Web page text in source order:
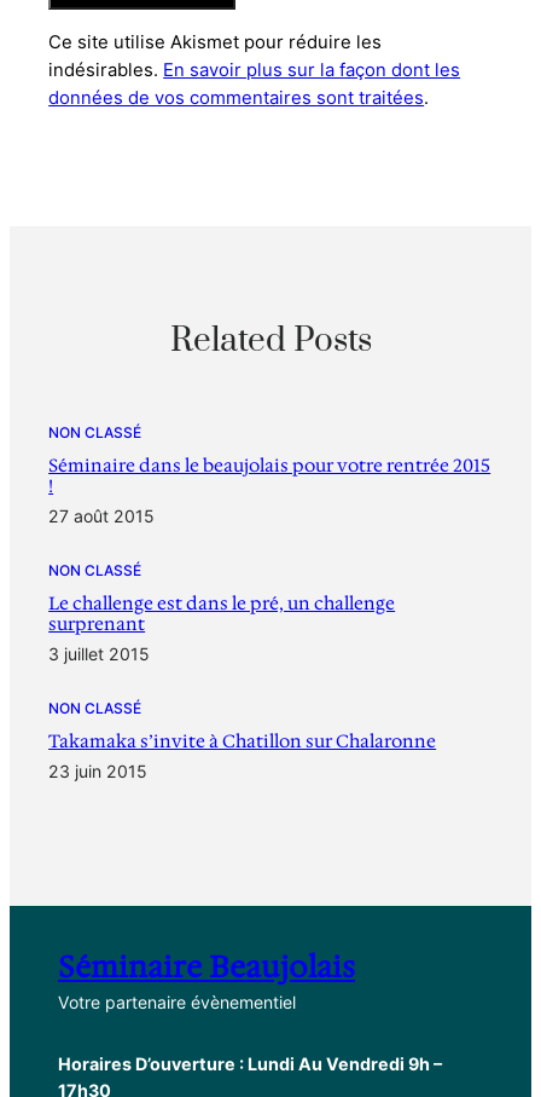
Ce site utilise Akismet pour réduire les
indésirables. En savoir plus sur la façon dont les
données de vos commentaires sont traitées.
Related Posts
NON CLASSÉ
Séminaire dans le beaujolais pour votre rentrée 2015
!
27 août 2015
NON CLASSÉ
Le challenge est dans le pré, un challenge
surprenant
3 juillet 2015
NON CLASSÉ
Takamaka s’invite à Chatillon sur Chalaronne
23 juin 2015
Séminaire Beaujolais
Votre partenaire évènementiel
Horaires D’ouverture : Lundi Au Vendredi 9h –
17h30